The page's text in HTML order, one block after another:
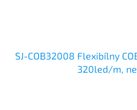
SJ-COB32008 Flexibílny
320led/m,